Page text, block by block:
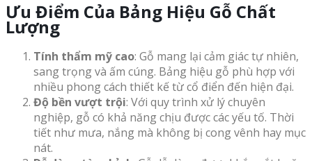
Ưu Điểm Của Bảng Hiệu Gỗ Chất
Lượng
Tính thẩm mỹ cao: Gỗ mang lại cảm giác tự nhiên,
sang trọng và ấm cúng. Bảng hiệu gỗ phù hợp với
nhiều phong cách thiết kế từ cổ điển đến hiện đại.
Độ bền vượt trội: Với quy trình xử lý chuyên
nghiệp, gỗ có khả năng chịu được các yếu tố. Thời
tiết như mưa, nắng mà không bị cong vênh hay mục
nát.